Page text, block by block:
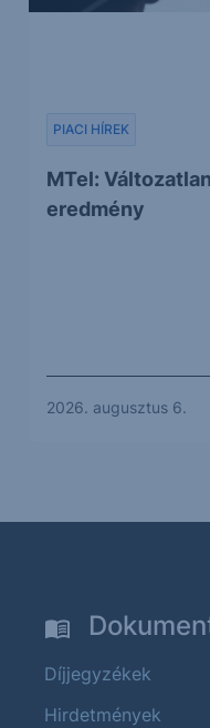
MTel:
eredmény
PIACI HÍREK
2026. augusztus 6.
Díjjegyzékek
Hirdetmények